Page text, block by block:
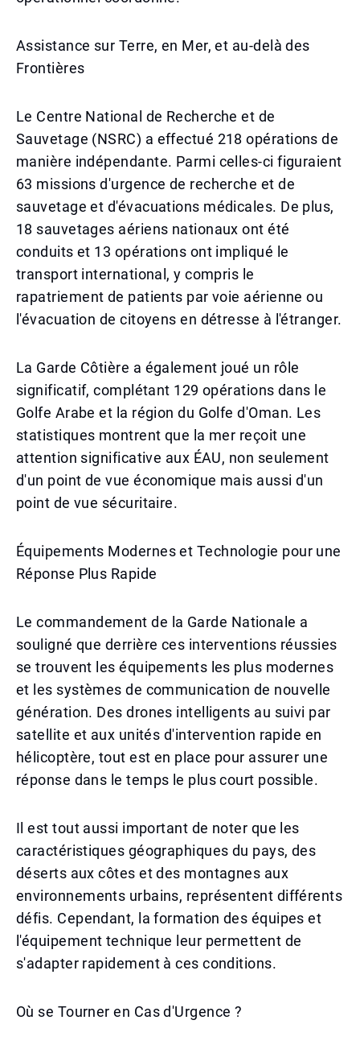
Assistance sur Terre, en Mer, et au-delà des
Frontières
Le Centre National de Recherche et de
Sauvetage (NSRC) a effectué 218 opérations de
manière indépendante. Parmi celles-ci figuraient
63 missions d'urgence de recherche et de
sauvetage et d'évacuations médicales. De plus,
18 sauvetages aériens nationaux ont été
conduits et 13 opérations ont impliqué le
transport international, y compris le
rapatriement de patients par voie aérienne ou
l'évacuation de citoyens en détresse à l'étranger.
La Garde Côtière a également joué un rôle
significatif, complétant 129 opérations dans le
Golfe Arabe et la région du Golfe d'Oman. Les
statistiques montrent que la mer reçoit une
attention significative aux ÉAU, non seulement
d'un point de vue économique mais aussi d'un
point de vue sécuritaire.
Équipements Modernes et Technologie pour une
Réponse Plus Rapide
Le commandement de la Garde Nationale a
souligné que derrière ces interventions réussies
se trouvent les équipements les plus modernes
et les systèmes de communication de nouvelle
génération. Des drones intelligents au suivi par
satellite et aux unités d'intervention rapide en
hélicoptère, tout est en place pour assurer une
réponse dans le temps le plus court possible.
Il est tout aussi important de noter que les
caractéristiques géographiques du pays, des
déserts aux côtes et des montagnes aux
environnements urbains, représentent différents
défis. Cependant, la formation des équipes et
l'équipement technique leur permettent de
s'adapter rapidement à ces conditions.
Où se Tourner en Cas d'Urgence ?